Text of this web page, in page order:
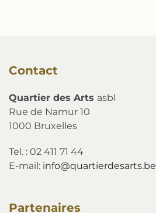
Contact
Quartier des Arts asbl
Rue de Namur 10
1000 Bruxelles
Tel. : 02 411 71 44
E-mail: info@quartierdesarts.be
Partenaires